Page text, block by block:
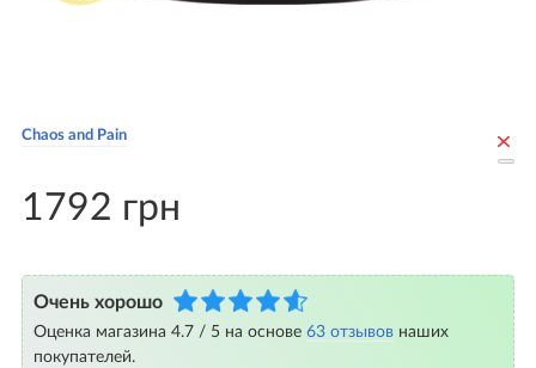
Chaos and Pain
1792 грн
Очень хорошо
Оценка магазина 4.7 / 5 на основе 63 отзывов наших
покупателей.